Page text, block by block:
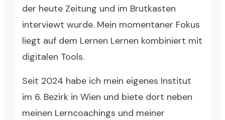
der heute Zeitung und im Brutkasten
interviewt wurde. Mein momentaner Fokus
liegt auf dem Lernen Lernen kombiniert mit
digitalen Tools.
Seit 2024 habe ich mein eigenes Institut
im 6. Bezirk in Wien und biete dort neben
meinen Lerncoachings und meiner